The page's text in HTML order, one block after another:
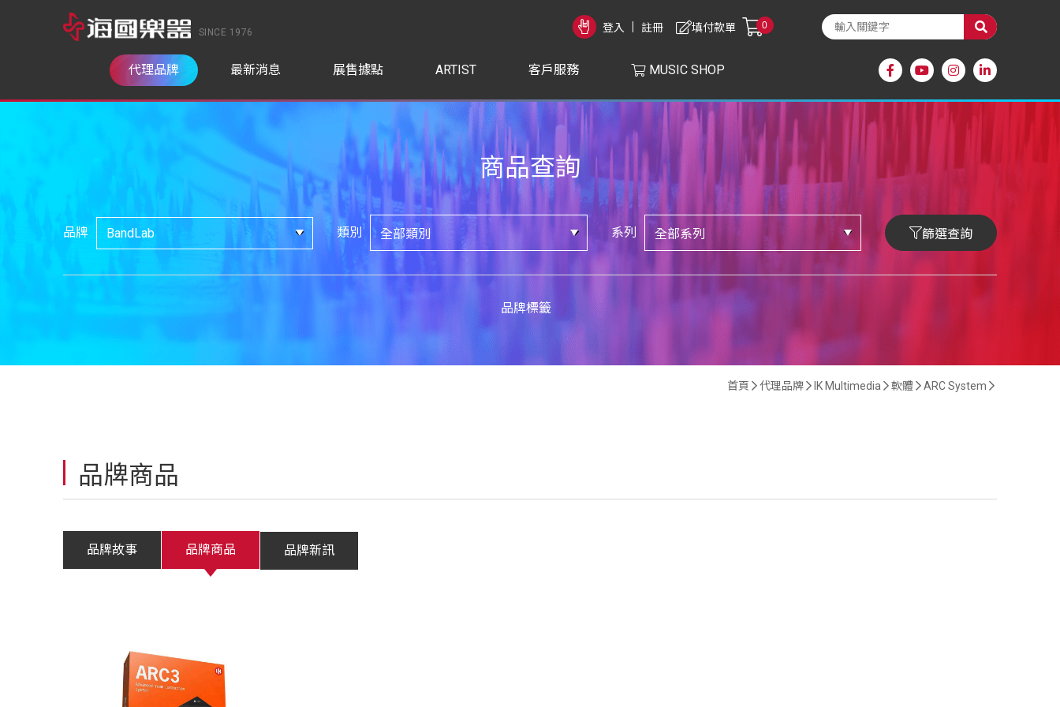
SINCE 1976 登入 註冊 0
填付款單
代理品牌 最新消息 展售據點 ARTIST 客戶服務 MUSIC SHOP
商品查詢
品牌 類別 系列 篩選查詢
品牌標籤
首頁 代理品牌 IK Multimedia 軟體 ARC System
品牌商品
品牌故事 品牌商品 品牌新訊